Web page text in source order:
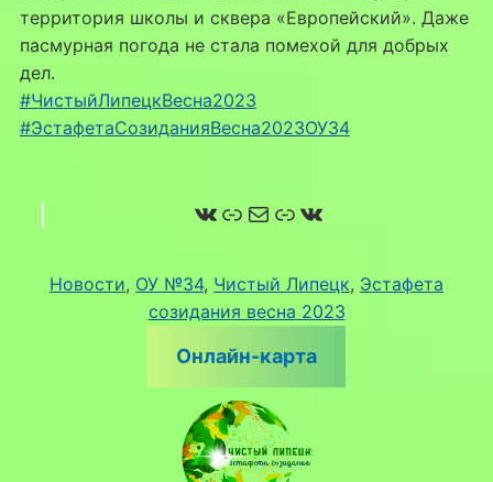
территория школы и сквера «Европейский». Даже
пасмурная погода не стала помехой для добрых
дел.
#ЧистыйЛипецкВесна2023
#ЭстафетаСозиданияВесна2023ОУ34
ВКонтакте
Ссылка
Почта
Ссылка
ВКонтакте
Новости, ОУ №34, Чистый Липецк, Эстафета
созидания весна 2023
Онлайн-карта